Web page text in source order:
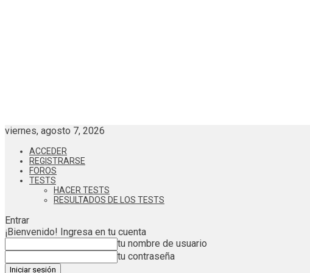
viernes, agosto 7, 2026
ACCEDER
REGISTRARSE
FOROS
TESTS
HACER TESTS
RESULTADOS DE LOS TESTS
Entrar
¡Bienvenido! Ingresa en tu cuenta
tu nombre de usuario
tu contraseña